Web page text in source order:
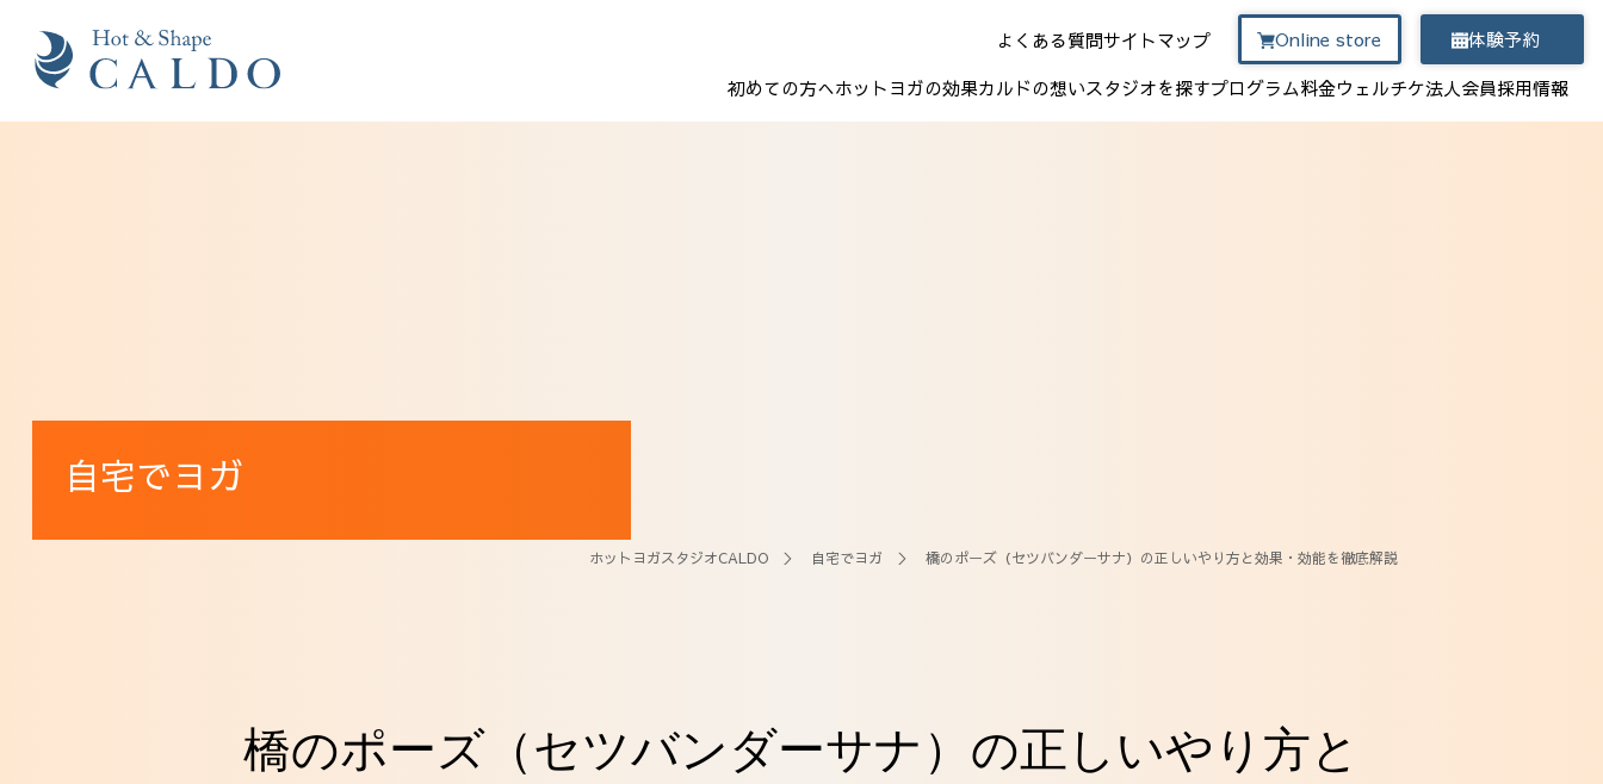
よくある質問サイトマップ
初めての方へホットヨガの効果カルドの想いスタジオを探すプログラム料金ウェルチケ法人会員採用情報
自宅でヨガ
ホットヨガスタジオCALDO ＞ 自宅でヨガ ＞ 橋のポーズ（セツバンダーサナ）の正しいやり方と効果・効能を徹底解説
橋のポーズ（セツバンダーサナ）の正しいやり方と
Online store 体験予約